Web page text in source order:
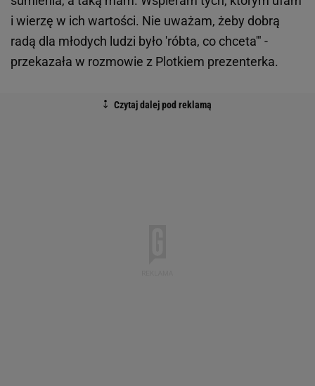
i wierzę w ich wartości. Nie uważam, żeby dobrą
radą dla młodych ludzi było 'róbta, co chceta'" -
przekazała w rozmowie z Plotkiem prezenterka.